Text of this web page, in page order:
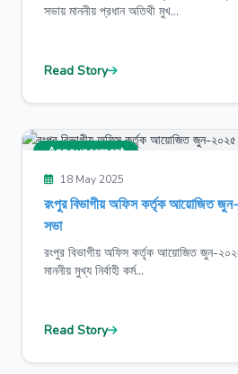
সভায় মাননীয় প্রধান অতিথী মুখ...
Read Story
Announcement
18 May 2025
রংপুর বিভাগীয় অফিস কর্তৃক আয়োজিত
সভা
রংপুর বিভাগীয় অফিস কর্তৃক আয়োজিত জুন-
মাননীয় মুখ্য নির্বাহী কর্ম...
Read Story